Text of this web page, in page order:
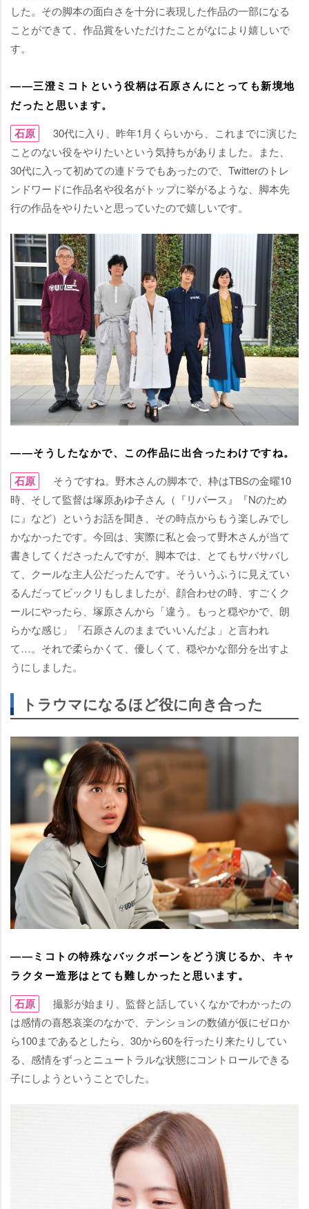
した。その脚本の面白さを十分に表現した作品の一部になる
ことができて、作品賞をいただけたことがなにより嬉しいで
す。
――三澄ミコトという役柄は石原さんにとっても新境地
だったと思います。
石原
30代に入り、昨年1月くらいから、これまでに演じた
ことのない役をやりたいという気持ちがありました。また、
30代に入って初めての連ドラでもあったので、Twitterのトレ
ンドワードに作品名や役名がトップに挙がるような、脚本先
行の作品をやりたいと思っていたので嬉しいです。
――そうしたなかで、この作品に出合ったわけですね。
石原
そうですね。野木さんの脚本で、枠はTBSの金曜10
時、そして監督は塚原あゆ子さん（『リバース』『Nのため
に』など）というお話を聞き、その時点からもう楽しみでし
かなかったです。今回は、実際に私と会って野木さんが当て
書きしてくださったんですが、脚本では、とてもサバサバし
て、クールな主人公だったんです。そういうふうに見えてい
るんだってビックリもしましたが、顔合わせの時、すごくク
ールにやったら、塚原さんから「違う。もっと穏やかで、朗
らかな感じ」「石原さんのままでいいんだよ」と言われ
て…。それで柔らかくて、優しくて、穏やかな部分を出すよ
うにしました。
トラウマになるほど役に向き合った
――ミコトの特殊なバックボーンをどう演じるか、キャ
ラクター造形はとても難しかったと思います。
石原
撮影が始まり、監督と話していくなかでわかったの
は感情の喜怒哀楽のなかで、テンションの数値が仮にゼロか
ら100まであるとしたら、30から60を行ったり来たりしてい
る、感情をずっとニュートラルな状態にコントロールできる
子にしようということでした。